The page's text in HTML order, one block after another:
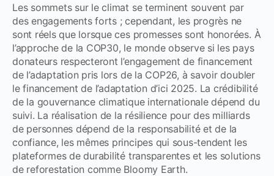
Les sommets sur le climat se terminent souvent par
des engagements forts ; cependant, les progrès ne
sont réels que lorsque ces promesses sont honorées. À
l’approche de la COP30, le monde observe si les pays
donateurs respecteront l’engagement de financement
de l’adaptation pris lors de la COP26, à savoir doubler
le financement de l’adaptation d’ici 2025. La crédibilité
de la gouvernance climatique internationale dépend du
suivi. La réalisation de la résilience pour des milliards
de personnes dépend de la responsabilité et de la
confiance, les mêmes principes qui sous-tendent les
plateformes de durabilité transparentes et les solutions
de reforestation comme Bloomy Earth.